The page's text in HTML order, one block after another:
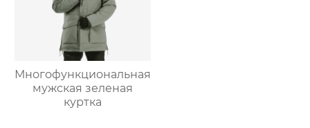
Многофункциональная
мужская зеленая
куртка